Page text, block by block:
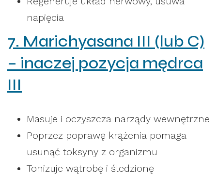
napięcia
7. Marichyasana III (lub C)
– inaczej pozycja mędrca
III
Masuje i oczyszcza narządy wewnętrzne
Poprzez poprawę krążenia pomaga
usunąć toksyny z organizmu
Tonizuje wątrobę i śledzionę